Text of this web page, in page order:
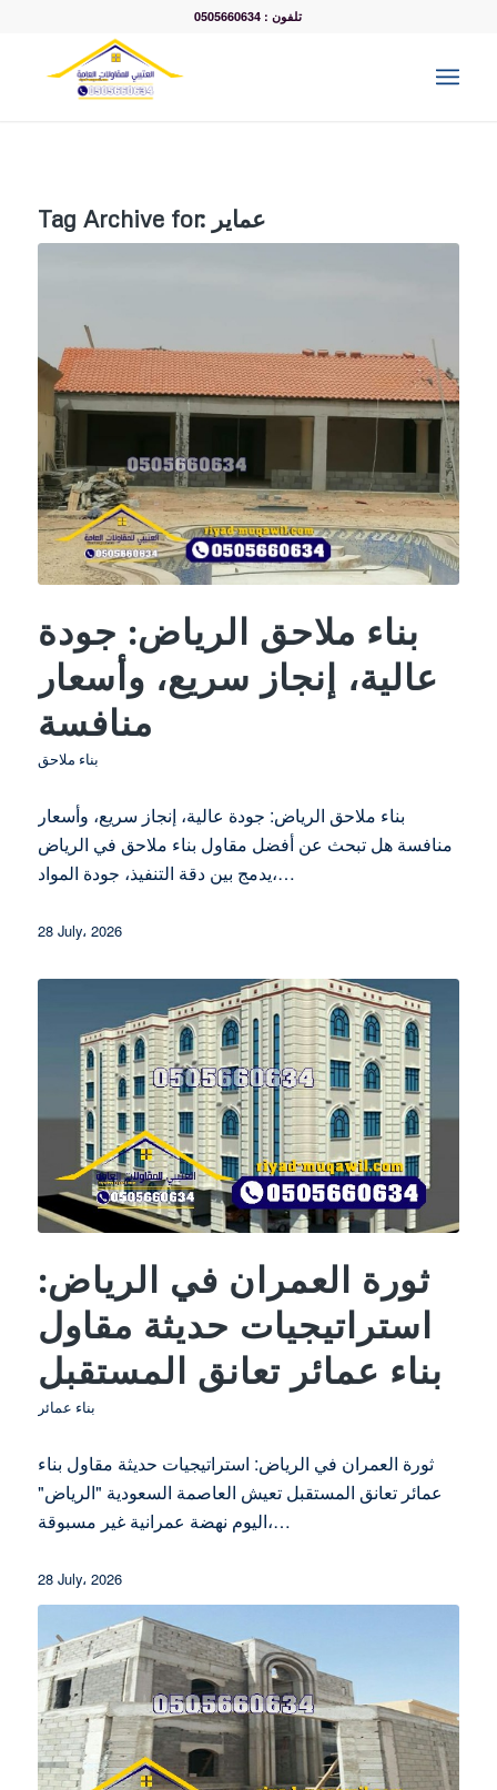
تلفون : 0505660634
Tag Archive for: عماير
بناء ملاحق الرياض: جودة
عالية، إنجاز سريع، وأسعار
منافسة
بناء ملاحق
بناء ملاحق الرياض: جودة عالية، إنجاز سريع، وأسعار
منافسة هل تبحث عن أفضل مقاول بناء ملاحق في الرياض
يدمج بين دقة التنفيذ، جودة المواد،…
28 July، 2026
ثورة العمران في الرياض:
استراتيجيات حديثة مقاول
بناء عمائر تعانق المستقبل
بناء عمائر
ثورة العمران في الرياض: استراتيجيات حديثة مقاول بناء
عمائر تعانق المستقبل تعيش العاصمة السعودية "الرياض"
اليوم نهضة عمرانية غير مسبوقة،…
28 July، 2026